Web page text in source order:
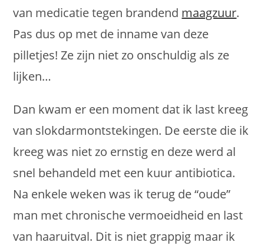
van medicatie tegen brandend maagzuur.
Pas dus op met de inname van deze
pilletjes! Ze zijn niet zo onschuldig als ze
lijken…
Dan kwam er een moment dat ik last kreeg
van slokdarmontstekingen. De eerste die ik
kreeg was niet zo ernstig en deze werd al
snel behandeld met een kuur antibiotica.
Na enkele weken was ik terug de “oude”
man met chronische vermoeidheid en last
van haaruitval. Dit is niet grappig maar ik